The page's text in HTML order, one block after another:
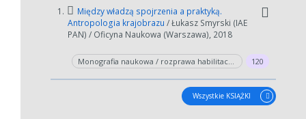
1.
Między władzą spojrzenia a praktyką.
Antropologia krajobrazu / Łukasz Smyrski (IAE
PAN) / Oficyna Naukowa (Warszawa), 2018
Monografia naukowa / rozprawa habilitacyjna 120
Wszystkie KSIĄŻKI